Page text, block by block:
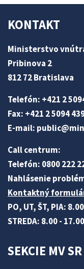
KONTAKT
Ministerstvo
Pribinova 2
812 72 Bratislava
Telefón: +421 2
Fax: +421 2 5094
E-mail:
Call centrum:
Telefón: 0800 222
Nahlásenie
Kontaktný formulár
PO, UT, ŠT, PIA:
STREDA: 8.00 - 17.00
SEKCIE MV SR